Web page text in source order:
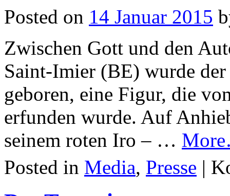
Posted on 14 Januar 2015
Zwischen Gott und den
Saint-Imier (BE) wurde
geboren, eine Figur, die
erfunden wurde. Auf
seinem roten Iro – …
Posted in Media, Presse |